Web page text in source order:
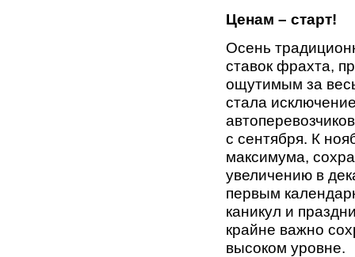
Ценам – старт!
Осень
ставок фрахта,
ощутимым за
стала
с сентября. К
максимума,
увеличению в
первым
каникул и
крайне важно
высоком уровне.